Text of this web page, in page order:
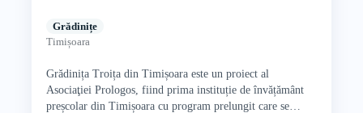
Grădinițe
Timișoara
Grădinița Troița din Timișoara este un proiect al
Asociaţiei Prologos, fiind prima instituție de învățământ
preșcolar din Timișoara cu program prelungit care se